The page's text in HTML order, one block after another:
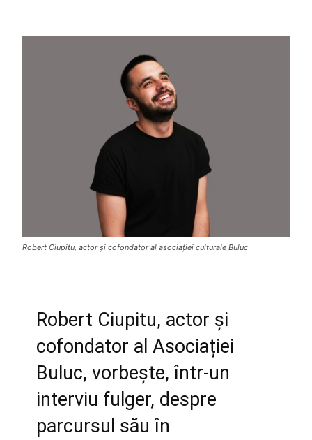
Robert Ciupitu, actor și cofondator al asociației culturale Buluc
Robert Ciupitu, actor și
cofondator al Asociației
Buluc, vorbește, într-un
interviu fulger, despre
parcursul său în